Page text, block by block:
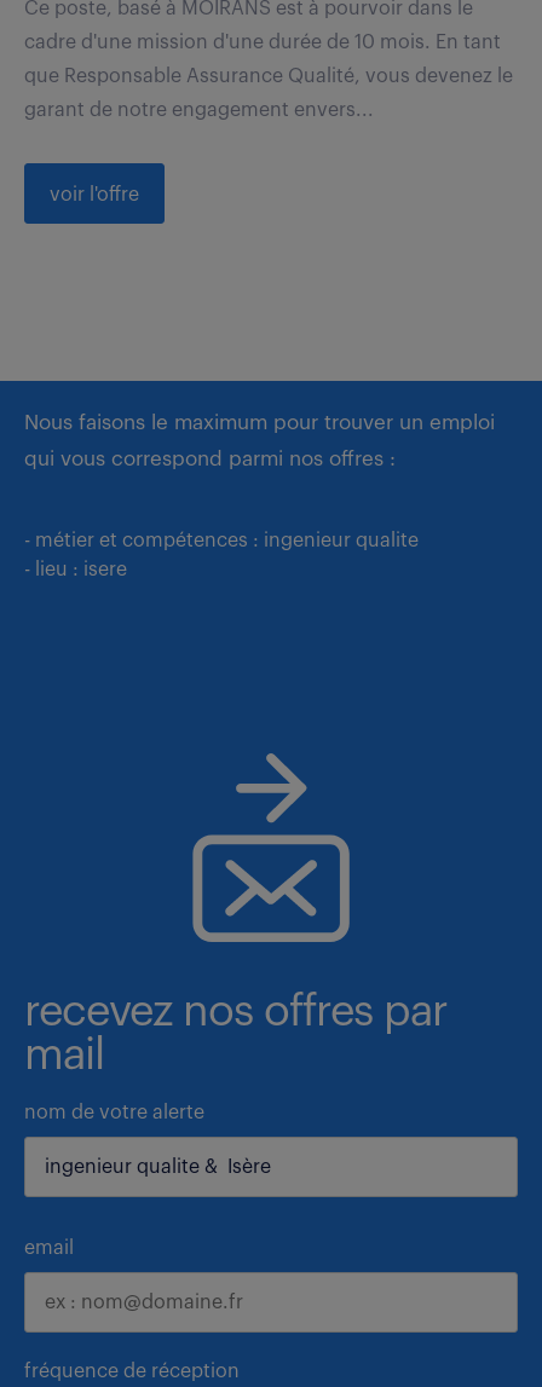
Ce poste, basé à MOIRANS est à pourvoir dans le
cadre d'une mission d'une durée de 10 mois. En tant
que Responsable Assurance Qualité, vous devenez le
garant de notre engagement envers...
voir l'offre
Nous faisons le maximum pour trouver un emploi
qui vous correspond parmi nos offres :
- métier et compétences : ingenieur qualite
- lieu : isere
recevez nos offres par
mail
nom de votre alerte
email
fréquence de réception